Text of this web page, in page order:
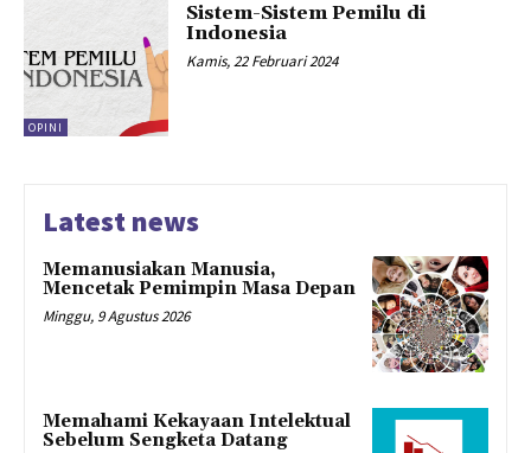
OPINI
Sistem-Sistem Pemilu di
Indonesia
Kamis, 22 Februari 2024
Latest news
Memanusiakan Manusia,
Mencetak Pemimpin Masa Depan
Minggu, 9 Agustus 2026
Memahami Kekayaan Intelektual
Sebelum Sengketa Datang